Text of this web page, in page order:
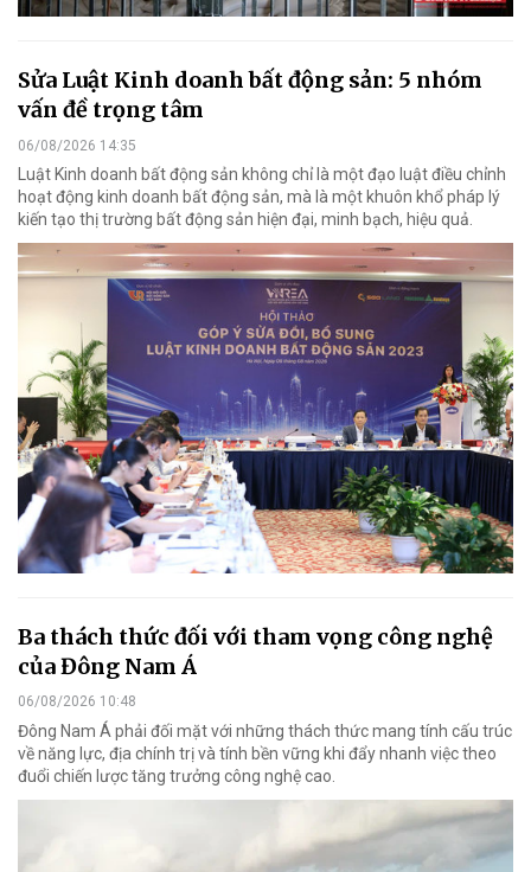
Sửa Luật Kinh doanh bất động sản: 5 nhóm
vấn đề trọng tâm
06/08/2026 14:35
Luật Kinh doanh bất động sản không chỉ là một đạo luật điều chỉnh
hoạt động kinh doanh bất động sản, mà là một khuôn khổ pháp lý
kiến tạo thị trường bất động sản hiện đại, minh bạch, hiệu quả.
Ba thách thức đối với tham vọng công nghệ
của Đông Nam Á
06/08/2026 10:48
Đông Nam Á phải đối mặt với những thách thức mang tính cấu trúc
về năng lực, địa chính trị và tính bền vững khi đẩy nhanh việc theo
đuổi chiến lược tăng trưởng công nghệ cao.